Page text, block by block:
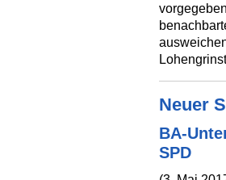
Neuer
BA-
SPD